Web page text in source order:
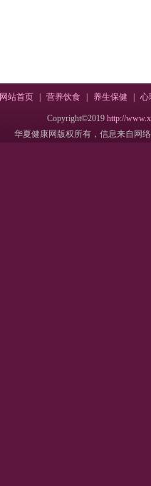
网站首页 营养饮食 养生保健 心
Copyright©2019http://
华夏健康网版权所有，信息来自网